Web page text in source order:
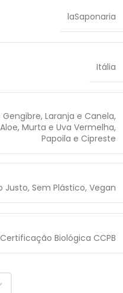
laSaponaria
Itália
, Laranja e Canela,
, Murta e Uva Vermelha,
Papoila e Cipreste
Justo, Sem Plástico, Vegan
Certificação Biológica CCPB